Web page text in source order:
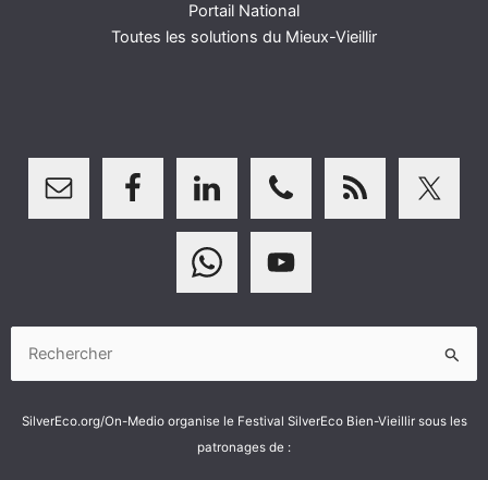
Portail National
Toutes les solutions du Mieux-Vieillir
SilverEco.org/On-Medio organise le Festival SilverEco Bien-Vieillir sous les
patronages de :